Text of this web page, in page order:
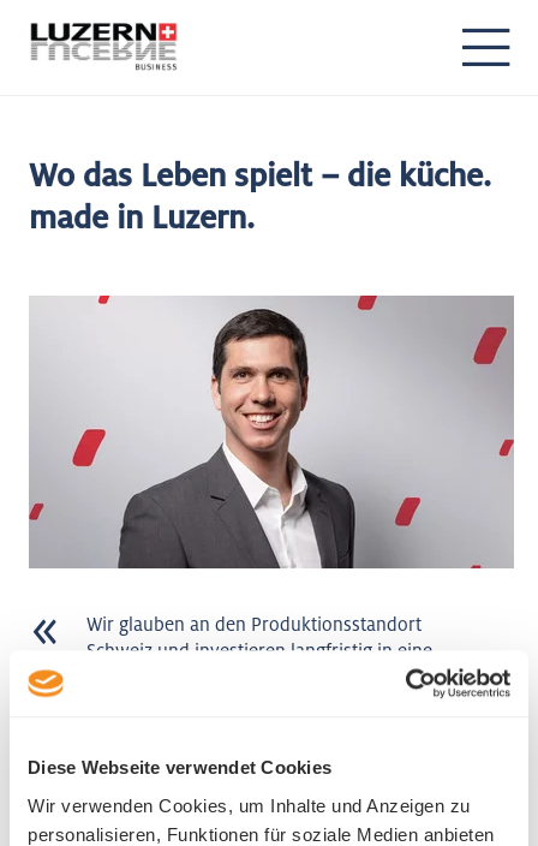
Diese Webseite verwendet Cookies
Wir verwenden Cookies, um Inhalte und Anzeigen zu
personalisieren, Funktionen für soziale Medien anbieten
Wo das Leben spielt – die küche.
made in Luzern.
Wir glauben an den Produktionsstandort
Schweiz und investieren langfristig in eine
moderne Infrastruktur, die sich weltweit
sind wir schnell beim Kunden – und sie
auch für Lieferanten optimal erreichbar.